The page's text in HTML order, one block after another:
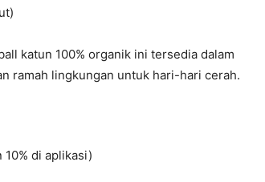
katun 100% organik ini tersedia dalam
ramah lingkungan untuk hari-hari cerah.
di aplikasi)